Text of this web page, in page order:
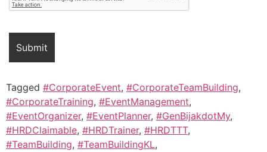
Tagged #CorporateEvent, #CorporateTeamBuilding,
#CorporateTraining, #EventManagement,
#EventOrganizer, #EventPlanner, #GenBijakdotMy,
#HRDClaimable, #HRDTrainer, #HRDTTT,
#TeamBuilding, #TeamBuildingKL,